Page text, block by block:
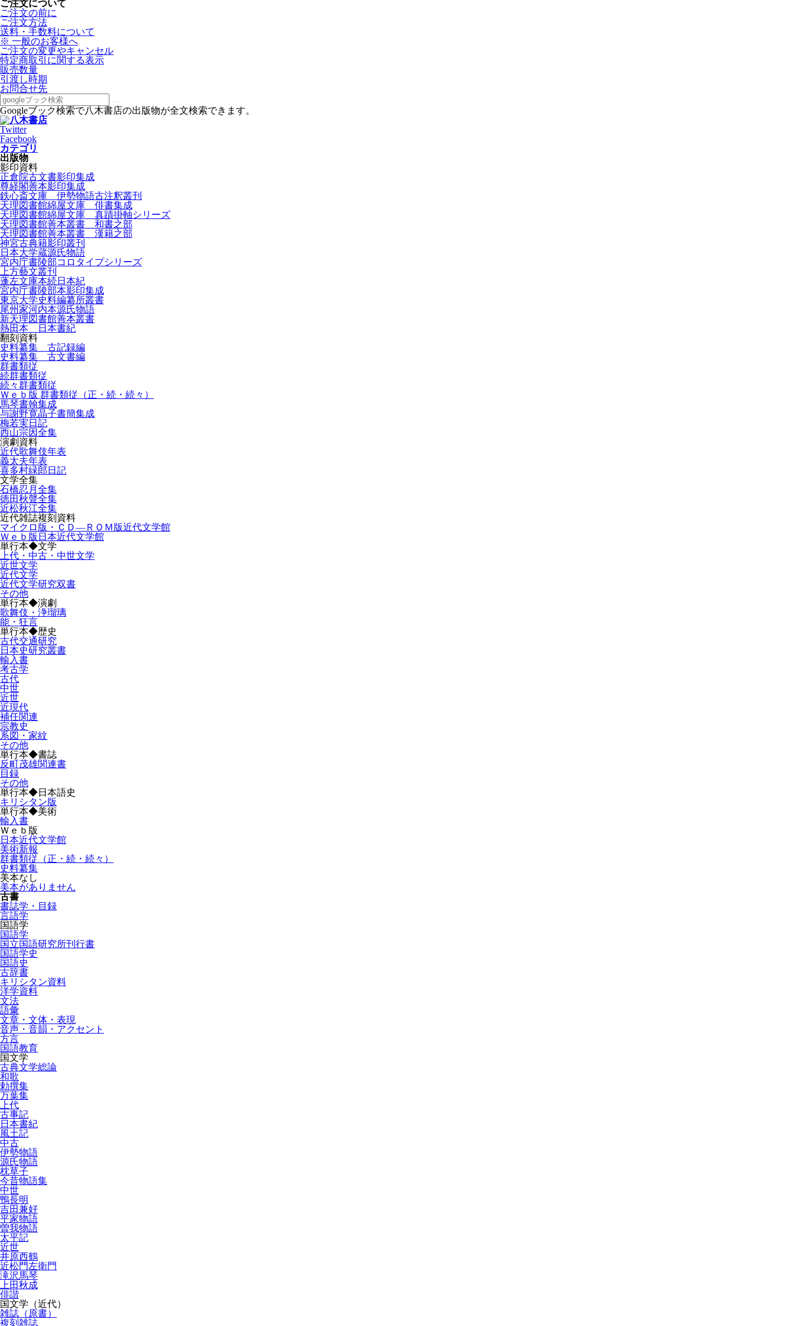
ご注文について
ご注文の前に
ご注文方法
送料・手数料について
※ 一般のお客様へ
ご注文の変更やキャンセル
特定商取引に関する表示
販売数量
引渡し時期
お問合せ先
Googleブック検索で八木書店の出版物が全文検索できます。
Twitter
Facebook
カテゴリ
出版物
影印資料
正倉院古文書影印集成
尊経閣善本影印集成
鉄心斎文庫 伊勢物語古注釈叢刊
天理図書館綿屋文庫 俳書集成
天理図書館綿屋文庫 真蹟掛軸シリーズ
天理図書館善本叢書 和書之部
天理図書館善本叢書 漢籍之部
神宮古典籍影印叢刊
日本大学蔵源氏物語
宮内庁書陵部コロタイプシリーズ
上方藝文叢刊
蓬左文庫本続日本紀
宮内庁書陵部本影印集成
東京大学史料編纂所叢書
尾州家河内本源氏物語
新天理図書館善本叢書
熱田本 日本書紀
翻刻資料
史料纂集 古記録編
史料纂集 古文書編
群書類従
続群書類従
続々群書類従
Ｗｅｂ版 群書類従（正・続・続々）
馬琴書翰集成
与謝野寛晶子書簡集成
梅若実日記
西山宗因全集
演劇資料
近代歌舞伎年表
義太夫年表
喜多村緑郎日記
文学全集
石橋忍月全集
徳田秋聲全集
近松秋江全集
近代雑誌複刻資料
マイクロ版・ＣＤ―ＲＯＭ版近代文学館
Ｗｅｂ版日本近代文学館
単行本◆文学
上代・中古・中世文学
近世文学
近代文学
近代文学研究双書
その他
単行本◆演劇
歌舞伎・浄瑠璃
能・狂言
単行本◆歴史
古代交通研究
日本史研究叢書
輸入書
考古学
古代
中世
近世
近現代
補任関連
宗教史
系図・家紋
その他
単行本◆書誌
反町茂雄関連書
目録
その他
単行本◆日本語史
キリシタン版
単行本◆美術
輸入書
Ｗｅｂ版
日本近代文学館
美術新報
群書類従（正・続・続々）
史料纂集
美本なし
美本がありません
古書
書誌学・目録
言語学
国語学
国語学
国立国語研究所刊行書
国語学史
国語史
古辞書
キリシタン資料
洋学資料
文法
語彙
文章・文体・表現
音声・音韻・アクセント
方言
国語教育
国文学
古典文学総論
和歌
勅撰集
万葉集
上代
古事記
日本書紀
風土記
中古
伊勢物語
源氏物語
枕草子
今昔物語集
中世
鴨長明
吉田兼好
平家物語
曽我物語
太平記
近世
井原西鶴
近松門左衛門
滝沢馬琴
上田秋成
俳諧
国文学（近代）
雑誌（原書）
複刻雑誌